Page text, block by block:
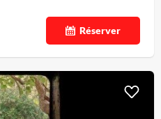
Réserver